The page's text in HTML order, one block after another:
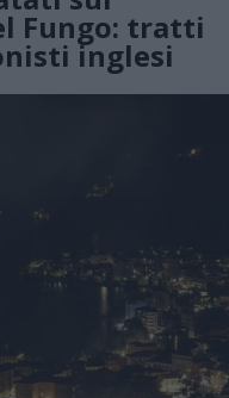
Fungo: tratti
inglesi